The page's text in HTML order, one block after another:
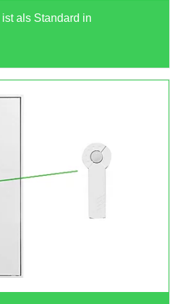
als Standard in